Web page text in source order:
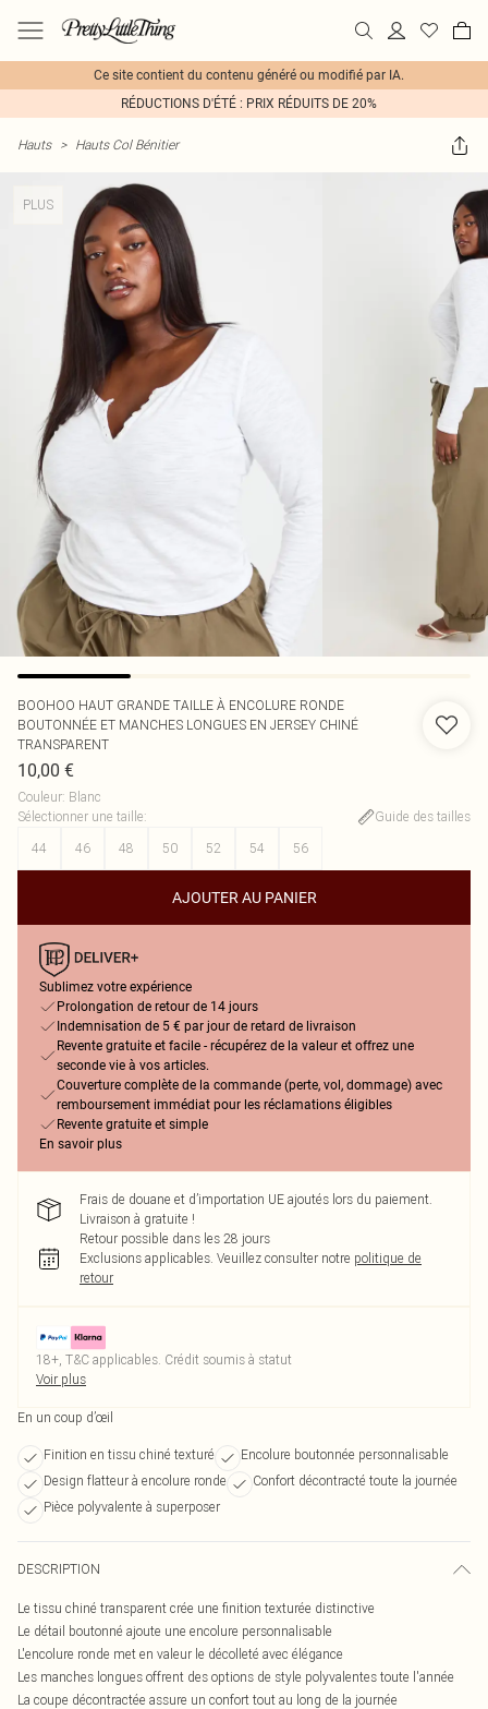
Ce site contient du contenu généré ou modifié par IA.
RÉDUCTIONS D'ÉTÉ : PRIX RÉDUITS DE 20%
Hauts > Hauts Col Bénitier
PLUS
BOOHOO HAUT GRANDE TAILLE À ENCOLURE RONDE
BOUTONNÉE ET MANCHES LONGUES EN JERSEY CHINÉ
TRANSPARENT
10,00 €
Couleur: Blanc
Sélectionner une taille:
Guide des tailles
44
46 48 50 52 54 56
AJOUTER AU PANIER
Sublimez votre expérience
Prolongation de retour de 14 jours
Indemnisation de 5 € par jour de retard de livraison
Revente gratuite et facile - récupérez de la valeur et offrez une
seconde vie à vos articles.
Couverture complète de la commande (perte, vol, dommage) avec
remboursement immédiat pour les réclamations éligibles
Revente gratuite et simple
En savoir plus
Frais de douane et d’importation UE ajoutés lors du paiement.
Livraison à gratuite !
Retour possible dans les 28 jours
Exclusions applicables. Veuillez consulter notre politique de
retour
18+, T&C applicables. Crédit soumis à statut
Voir plus
En un coup d’œil
Finition en tissu chiné texturé
Encolure boutonnée personnalisable
Design flatteur à encolure ronde
Confort décontracté toute la journée
Pièce polyvalente à superposer
DESCRIPTION
Le tissu chiné transparent crée une finition texturée distinctive
Le détail boutonné ajoute une encolure personnalisable
L'encolure ronde met en valeur le décolleté avec élégance
Les manches longues offrent des options de style polyvalentes toute l'année
La coupe décontractée assure un confort tout au long de la journée